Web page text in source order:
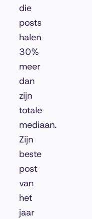
die
posts
halen
30%
meer
dan
zijn
totale
mediaan.
Zijn
beste
post
van
het
jaar